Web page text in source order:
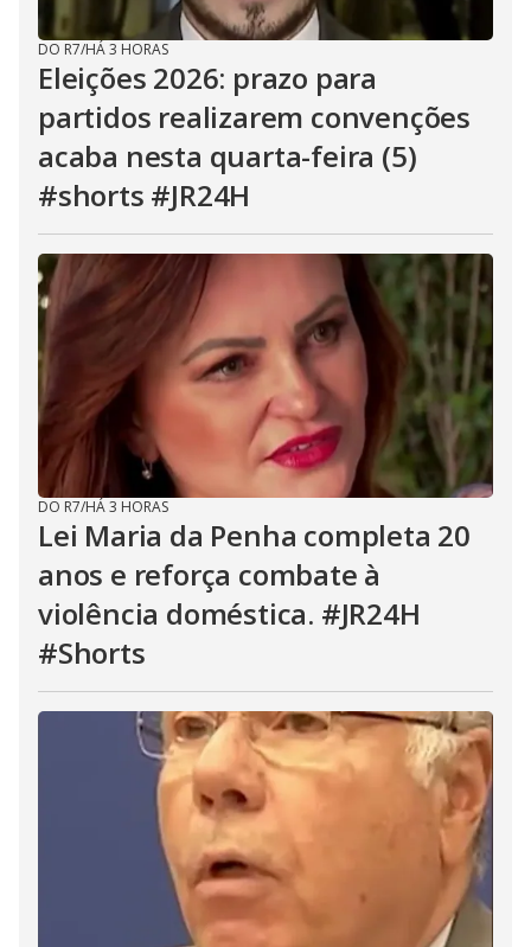
DO R7/HÁ 3 HORAS
Eleições 2026: prazo para
partidos realizarem convenções
acaba nesta quarta-feira (5)
#shorts #JR24H
DO R7/HÁ 3 HORAS
Lei Maria da Penha completa 20
anos e reforça combate à
violência doméstica. #JR24H
#Shorts